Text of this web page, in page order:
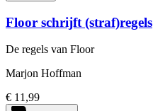
Floor schrijft (straf)regels
De regels van Floor
Marjon Hoffman
€ 11,99